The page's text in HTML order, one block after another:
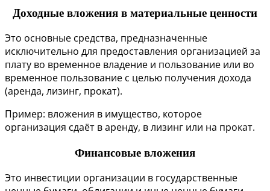
Доходные вложения в материальные ценности
Это основные средства, предназначенные
исключительно для предоставления организацией за
плату во временное владение и пользование или во
временное пользование с целью получения дохода
(аренда, лизинг, прокат).
Пример: вложения в имущество, которое
организация сдаёт в аренду, в лизинг или на прокат.
Финансовые вложения
Это инвестиции организации в государственные